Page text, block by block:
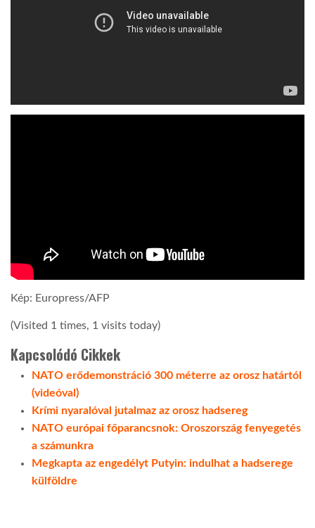
Kép: Europress/AFP
(Visited 1 times, 1 visits today)
Kapcsolódó Cikkek
NATO erődemonstráció 300 méterre az orosz határtól
(videóval)
Krími nyaralóval jutalmaz az orosz hadsereg
NATO európai főparancsnok: Oroszország fenyegetés
a számunkra
Megkapta az engedélyt Putyin: indulhat a hadserege
külföldre